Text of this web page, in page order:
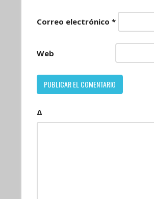
Correo electrónico *
Web
Δ